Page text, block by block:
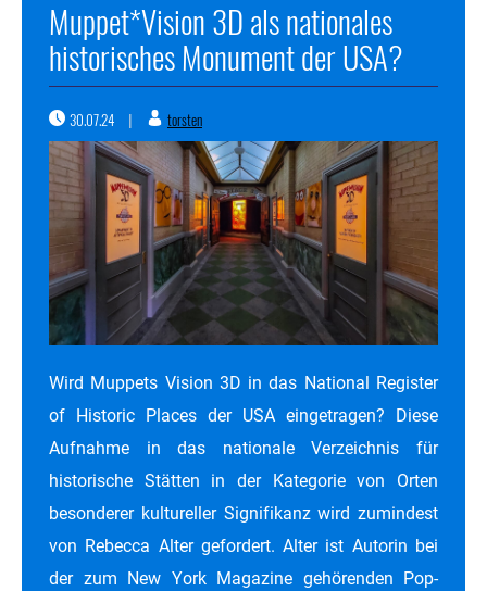
Muppet*Vision 3D als nationales
historisches Monument der USA?
30.07.24 torsten
Wird Muppets Vision 3D in das National Register
of Historic Places der USA eingetragen? Diese
Aufnahme in das nationale Verzeichnis für
historische Stätten in der Kategorie von Orten
besonderer kultureller Signifikanz wird zumindest
von Rebecca Alter gefordert. Alter ist Autorin bei
der zum New York Magazine gehörenden Pop-